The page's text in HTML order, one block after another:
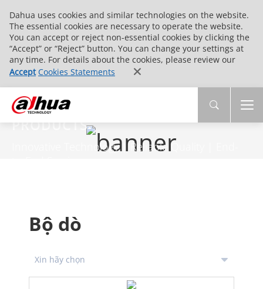
Dahua uses cookies and similar technologies on the website.
The essential cookies are necessary to operate the website.
You can accept or reject non-essential cookies by clicking the
“Accept” or “Reject” button. You can change your settings at
any time. For details about the cookies, please review our
Accept Cookies Statements
PRODUCTS
Innovative Technology | Reliable Quality | End-
Bộ dò